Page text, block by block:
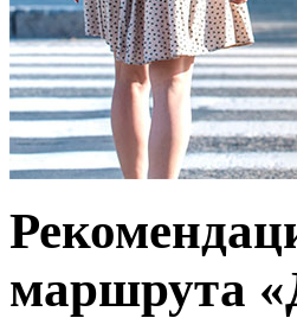
маршрута